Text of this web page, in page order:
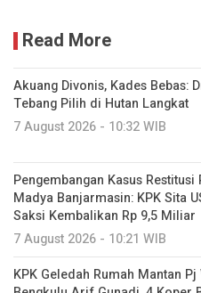
Read More
Akuang Divonis, Kades Bebas:
Tebang Pilih di Hutan Langkat
7 August 2026 - 10:32 WIB
Pengembangan Kasus Restitusi
Madya Banjarmasin: KPK Sita
Saksi Kembalikan Rp 9,5 Miliar
7 August 2026 - 10:21 WIB
KPK Geledah Rumah Mantan